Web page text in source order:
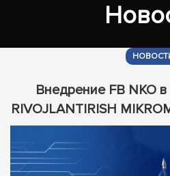
Внедрение FB NKO
RIVOJLANTIRISH